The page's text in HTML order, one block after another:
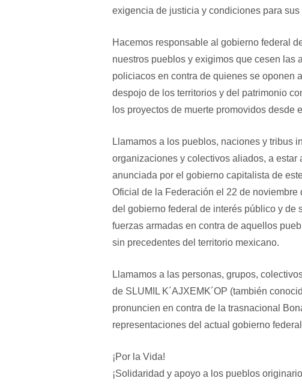
exigencia de justicia y condiciones para
Hacemos responsable al gobierno federal
nuestros pueblos y exigimos que cesen las
policiacos en contra de quienes se oponen
despojo de los territorios y del patrimonio
los proyectos de muerte promovidos desde
Llamamos a los pueblos, naciones y tribus
organizaciones y colectivos aliados, a estar
anunciada por el gobierno capitalista de
Oficial de la Federación el 22 de
del gobierno federal de interés público y de
fuerzas armadas en contra de aquellos
sin precedentes del territorio mexicano.
Llamamos a las personas, grupos,
de SLUMIL K´AJXEMK´OP (también
pronuncien en contra de la trasnacional
representaciones del actual gobierno
¡Por la Vida!
¡Solidaridad y apoyo a los pueblos